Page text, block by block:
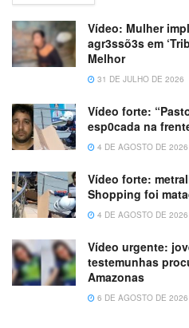
Vídeo: Mulher
agr3ssõ3s em
Melhor
31 DE JULHO DE 2026
Vídeo forte:
esp0cada na
4 DE AGOSTO DE 2026
Vídeo forte:
Shopping foi
4 DE AGOSTO DE 2026
Vídeo urgente:
testemunhas
Amazonas
6 DE AGOSTO DE 2026